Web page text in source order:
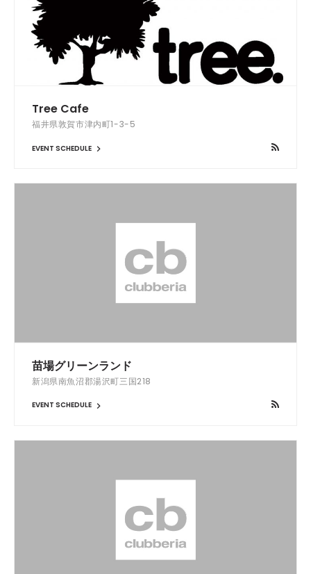
Tree Cafe
福井県敦賀市津内町1-3-5
EVENT SCHEDULE
苗場グリーンランド
新潟県南魚沼郡湯沢町三国218
EVENT SCHEDULE